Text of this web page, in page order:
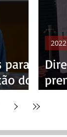
para
do
2022